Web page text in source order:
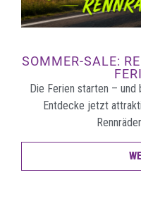
SOMMER-SALE:
Die Ferien starten –
Entdecke jetzt